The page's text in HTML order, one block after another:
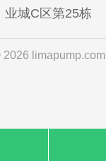
业城C区第25栋
limapump.com